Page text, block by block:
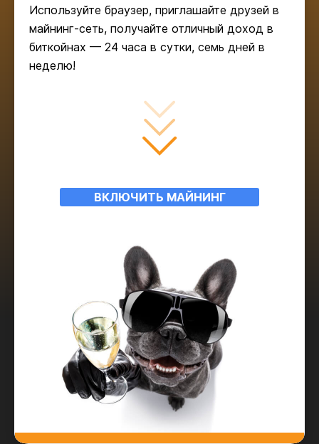
Используйте браузер, приглашайте друзей в
майнинг-сеть, получайте отличный доход в
биткойнах — 24 часа в сутки, семь дней в
неделю!
ВКЛЮЧИТЬ МАЙНИНГ